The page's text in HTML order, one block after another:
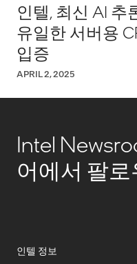
인텔, 최신 AI 추
유일한 서버용
입증
APRIL 2, 2025
Intel
어에서 팔
인텔 정보